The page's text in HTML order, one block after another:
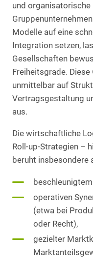
und
Modelle auf eine
Integration setzen,
Gesellschaften
Freiheitsgrade.
unmittelbar auf
Vertragsgestaltung
aus.
Die wirtschaftliche
Roll-up-Strategien –
beruht insbesondere
operativen
(etwa bei
oder Recht),
gezielter